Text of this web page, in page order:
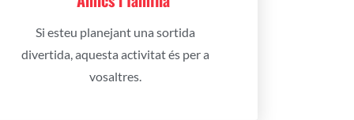
Si esteu planejant una sortida
divertida, aquesta activitat és per a
vosaltres.